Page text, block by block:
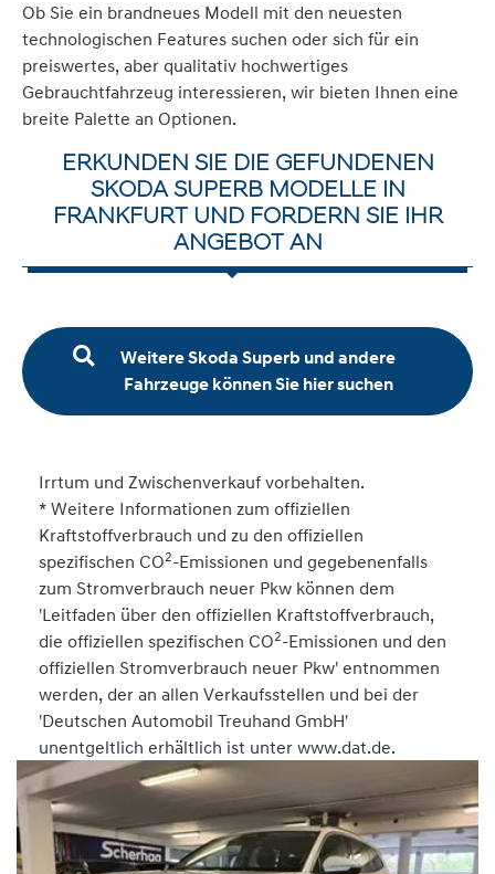
Ob Sie ein brandneues Modell mit den neuesten
technologischen Features suchen oder sich für ein
preiswertes, aber qualitativ hochwertiges
Gebrauchtfahrzeug interessieren, wir bieten Ihnen eine
breite Palette an Optionen.
ERKUNDEN SIE DIE GEFUNDENEN
SKODA SUPERB MODELLE IN
FRANKFURT UND FORDERN SIE IHR
ANGEBOT AN
Weitere Skoda Superb und andere
Fahrzeuge können Sie hier suchen
Irrtum und Zwischenverkauf vorbehalten.
* Weitere Informationen zum offiziellen
Kraftstoffverbrauch und zu den offiziellen
spezifischen CO2-Emissionen und gegebenenfalls
zum Stromverbrauch neuer Pkw können dem
'Leitfaden über den offiziellen Kraftstoffverbrauch,
die offiziellen spezifischen CO2-Emissionen und den
offiziellen Stromverbrauch neuer Pkw' entnommen
werden, der an allen Verkaufsstellen und bei der
'Deutschen Automobil Treuhand GmbH'
unentgeltlich erhältlich ist unter www.dat.de.